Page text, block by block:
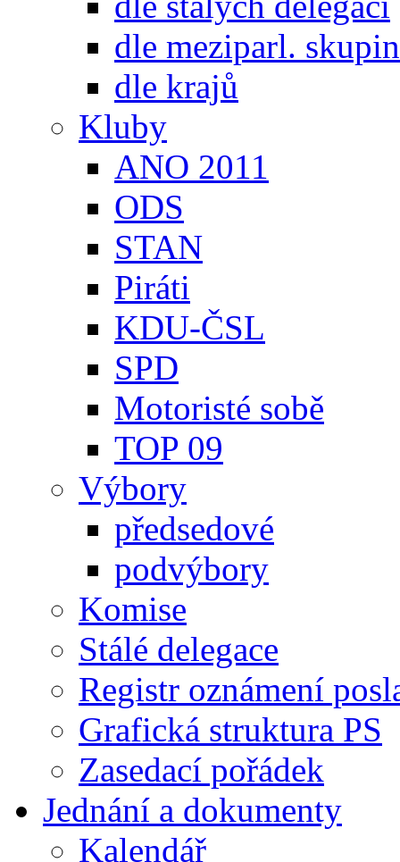
dle meziparl. skupin
dle krajů
Kluby
ANO 2011
ODS
STAN
Piráti
KDU-ČSL
SPD
Motoristé sobě
TOP 09
Výbory
předsedové
podvýbory
Komise
Stálé delegace
Registr oznámení
Grafická struktura PS
Zasedací pořádek
Jednání a dokumenty
Kalendář